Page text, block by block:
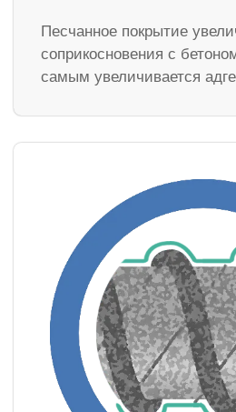
Песчанное покрытие
соприкосновения с
самым увеличивается